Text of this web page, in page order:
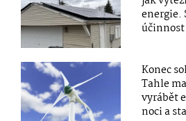
energie.
Konec
Tahle
vyrábět
noci a